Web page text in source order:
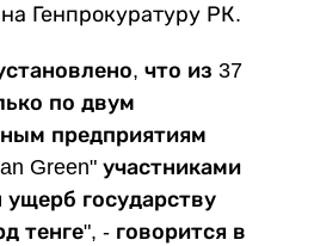
Генпрокуратуру РК.
что из 37
по двум
предприятиям
Green" участниками
государству
тенге", - говорится в